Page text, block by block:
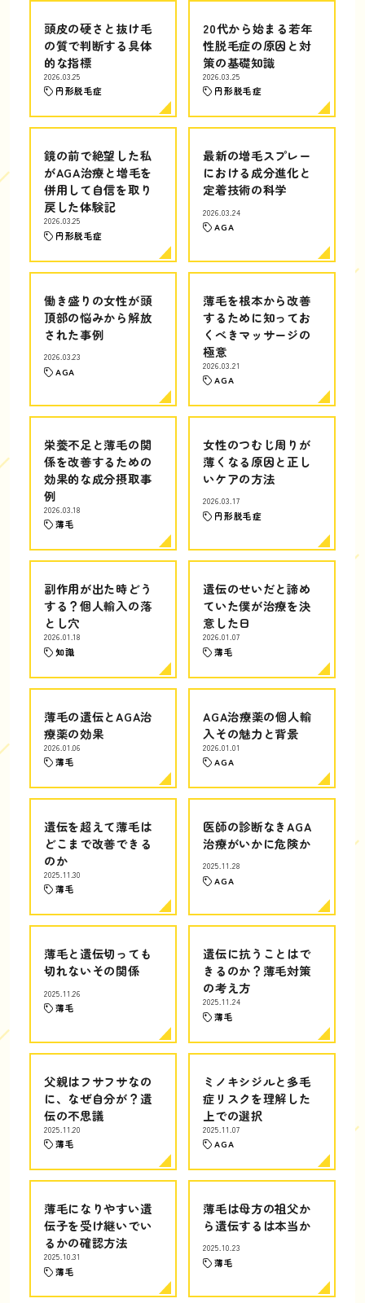
頭皮の硬さと抜け毛
の質で判断する具体
的な指標
2026.03.25
円形脱毛症
20代から始まる若年
性脱毛症の原因と対
策の基礎知識
2026.03.25
円形脱毛症
鏡の前で絶望した私
がAGA治療と増毛を
併用して自信を取り
戻した体験記
2026.03.25
円形脱毛症
最新の増毛スプレー
における成分進化と
定着技術の科学
2026.03.24
AGA
働き盛りの女性が頭
頂部の悩みから解放
された事例
2026.03.23
AGA
薄毛を根本から改善
するために知ってお
くべきマッサージの
極意
2026.03.21
AGA
栄養不足と薄毛の関
係を改善するための
効果的な成分摂取事
例
2026.03.18
薄毛
女性のつむじ周りが
薄くなる原因と正し
いケアの方法
2026.03.17
円形脱毛症
副作用が出た時どう
する？個人輸入の落
とし穴
2026.01.18
知識
遺伝のせいだと諦め
ていた僕が治療を決
意した日
2026.01.07
薄毛
薄毛の遺伝とAGA治
療薬の効果
2026.01.06
薄毛
AGA治療薬の個人輸
入その魅力と背景
2026.01.01
AGA
遺伝を超えて薄毛は
どこまで改善できる
のか
2025.11.30
薄毛
医師の診断なきAGA
治療がいかに危険か
2025.11.28
AGA
薄毛と遺伝切っても
切れないその関係
2025.11.26
薄毛
遺伝に抗うことはで
きるのか？薄毛対策
の考え方
2025.11.24
薄毛
父親はフサフサなの
に、なぜ自分が？遺
伝の不思議
2025.11.20
薄毛
ミノキシジルと多毛
症リスクを理解した
上での選択
2025.11.07
AGA
薄毛になりやすい遺
伝子を受け継いでい
るかの確認方法
2025.10.31
薄毛
薄毛は母方の祖父か
ら遺伝するは本当か
2025.10.23
薄毛